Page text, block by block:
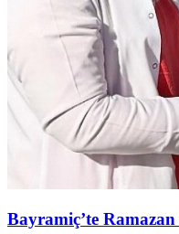
Bayramiç’te